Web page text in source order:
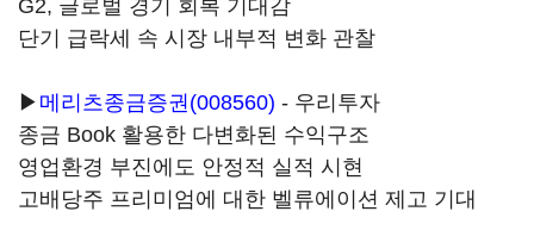
G2, 글로벌 경기 회복 기대감
단기 급락세 속 시장 내부적 변화 관찰
▶ 메리츠종금증권(008560) - 우리투자
종금 Book 활용한 다변화된 수익구조
영업환경 부진에도 안정적 실적 시현
고배당주 프리미엄에 대한 벨류에이션 제고 기대